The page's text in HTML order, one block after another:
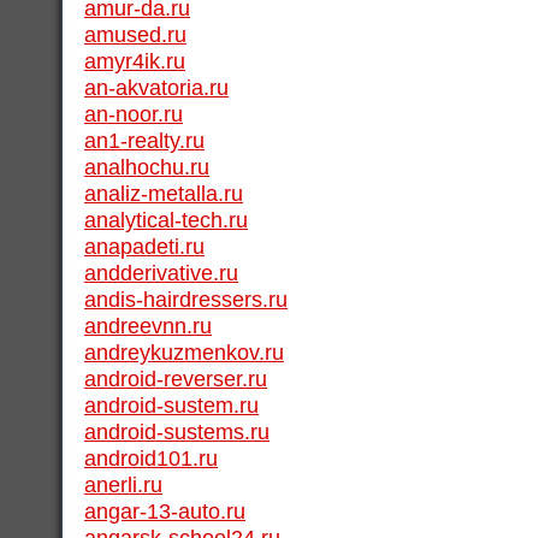
amur-da.ru
amused.ru
amyr4ik.ru
an-akvatoria.ru
an-noor.ru
an1-realty.ru
analhochu.ru
analiz-metalla.ru
analytical-tech.ru
anapadeti.ru
andderivative.ru
andis-hairdressers.ru
andreevnn.ru
andreykuzmenkov.ru
android-reverser.ru
android-sustem.ru
android-sustems.ru
android101.ru
anerli.ru
angar-13-auto.ru